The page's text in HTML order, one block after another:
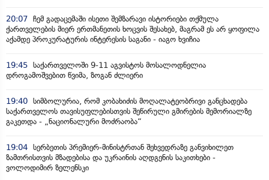
20:07 ჩემ გადაცემაში ისეთი შემზარავი ისტორიები თქმულა
ქართველების მიერ ერთმანეთის ხოცვის შესახებ, მაგრამ ეს არ ყოფილა
აქამდე პროკურატურის ინტერესის საგანი - იაგო ხვიჩია
19:45 საქართველოში 9-11 აგვისტოს მოსალოდნელია
დროგამოშვებით წვიმა, ზოგან ძლიერი
19:40 სიმბოლურია, რომ კობახიძის მოღალატეობრივი განცხადება
საქართველოს თავისუფლებისთვის შეწირული გმირების მემორიალზე
გაკეთდა - „ნაციონალური მოძრაობა“
19:04 სერბეთის პრემიერ-მინისტრთან შეხვედრაზე განვიხილეთ
ზამთრისთვის მზადებისა და უკრაინის აღდგენის საკითხები -
ვოლოდიმირ ზელენსკი